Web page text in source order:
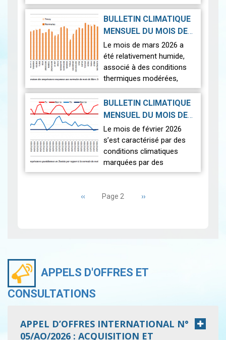
climatiques contrastées
sur l’ensemble du territoire.
La saison a été marquée
BULLETIN CLIMATIQUE
MENSUEL DU MOIS DE
MARS 2026|2026-04-17
Le mois de mars 2026 a
été relativement humide,
associé à des conditions
thermiques modérées,
caractérisées par un
contraste entre des
journées légèrement plus
BULLETIN CLIMATIQUE
MENSUEL DU MOIS DE
FÉVRIER 2026|
2026-03-16
Le mois de février 2026
s’est caractérisé par des
conditions climatiques
marquées par des
températures
et un déficit pluviométrique
Page
précédente
‹‹ Page 2 Page
››
APPELS D'OFFRES ET
CONSULTATIONS
APPEL D’OFFRES INTERNATIONAL N°
05/AO/2026 : ACQUISITION ET